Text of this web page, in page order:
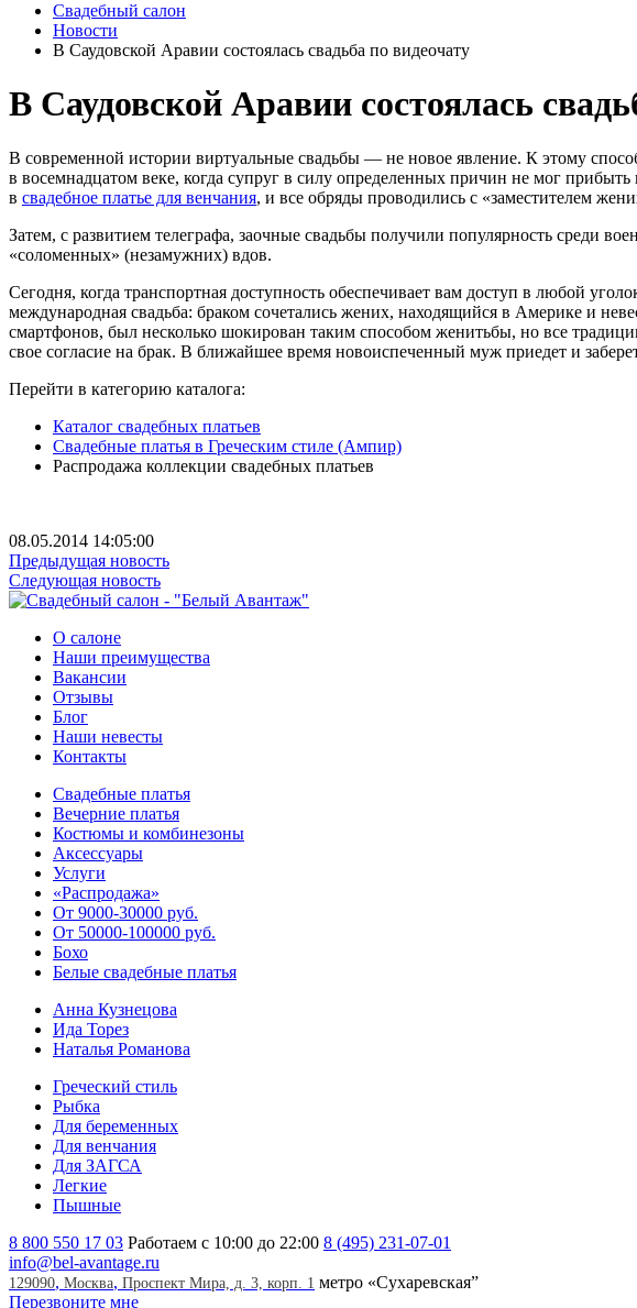
Свадебный салон
Новости
В Саудовской Аравии состоялась свадьба по видеочату
В Саудовской Аравии состоялась
В современной истории виртуальные свадьбы — не новое явление. К этому
в восемнадцатом веке, когда супруг в силу определенных причин не мог
в свадебное платье для венчания, и все обряды проводились с «заместителем
Затем, с развитием телеграфа, заочные свадьбы получили популярность среди
«соломенных» (незамужних) вдов.
Сегодня, когда транспортная доступность обеспечивает вам доступ в любой
международная свадьба: браком сочетались жених, находящийся в Америке и
смартфонов, был несколько шокирован таким способом женитьбы, но все
свое согласие на брак. В ближайшее время новоиспеченный муж приедет и
Перейти в категорию каталога:
Каталог свадебных платьев
Свадебные платья в Греческим стиле (Ампир)
Распродажа коллекции свадебных платьев
08.05.2014 14:05:00
Предыдущая новость
Следующая новость
О салоне
Наши преимущества
Вакансии
Отзывы
Блог
Наши невесты
Контакты
Свадебные платья
Вечерние платья
Костюмы и комбинезоны
Аксессуары
Услуги
«Распродажа»
От 9000-30000 руб.
От 50000-100000 руб.
Бохо
Белые свадебные платья
Анна Кузнецова
Ида Торез
Наталья Романова
Греческий стиль
Рыбка
Для беременных
Для венчания
Для ЗАГСА
Легкие
Пышные
8 800 550 17 03 Работаем с 10:00 до 22:00 8 (495) 231-07-01
info@bel-avantage.ru
129090, Москва, Проспект Мира, д. 3, корп. 1 метро «Сухаревская”
Перезвоните мне